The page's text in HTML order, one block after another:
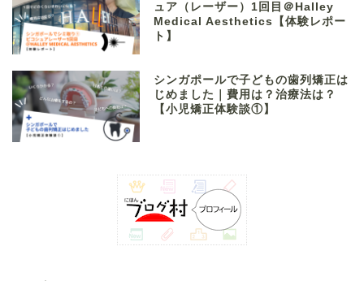
ュア（レーザー）1回目＠Halley
Medical Aesthetics【体験レポー
ト】
シンガポールで子どもの歯列矯正は
じめました｜費用は？治療法は？
【小児矯正体験談①】